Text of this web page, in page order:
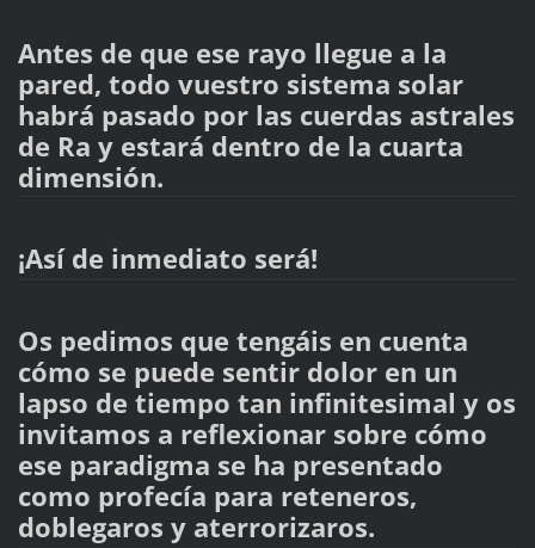
Antes de que ese rayo llegue a la
pared, todo vuestro sistema solar
habrá pasado por las cuerdas astrales
de Ra y estará dentro de la cuarta
dimensión.
¡Así de inmediato será!
Os pedimos que tengáis en cuenta
cómo se puede sentir dolor en un
lapso de tiempo tan infinitesimal y os
invitamos a reflexionar sobre cómo
ese paradigma se ha presentado
como profecía para reteneros,
doblegaros y aterrorizaros.